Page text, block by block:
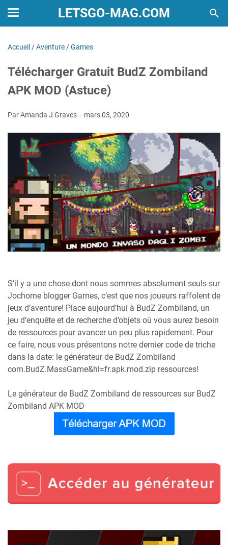
LETSGO-MAG.COM
Accueil /Aventure /Games
Télécharger Gratuit BudZ Zombiland
APK MOD (Astuce)
Par Amanda J Graves mars 03, 2020
S’il y a une chose dont nous sommes absolument seuls sur
Jochorne blogger Games, c’est que nos joueurs raffolent de
jeux d’aventure! Place aujourd’hui à BudZ Zombiland, un
jeu d’enquête et de recherche d’objets où vous aurez besoin
de ressources pour avancer un peu plus rapidement. Pour
ce faire, nous vous présentons notre dernier code de triche
dans la date: le générateur de BudZ Zombiland
com.BudZ.MassGame&hl=fr.apk.mod.zip ressources!
Le générateur de BudZ Zombiland de ressources sur BudZ
Zombiland APK MOD